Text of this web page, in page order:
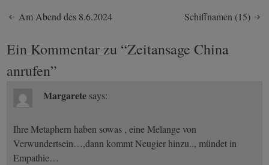
Post
navigation
Am Abend des 8.6.2024 Schiffnamen (15)
Ein Kommentar zu “Zeitansage China
anrufen”
Margarete says:
Ihre Metaphern haben sowas , eine Melange von
Verwundertsein…,dann kommt Neugier hinzu.., mündet in
Empathie…